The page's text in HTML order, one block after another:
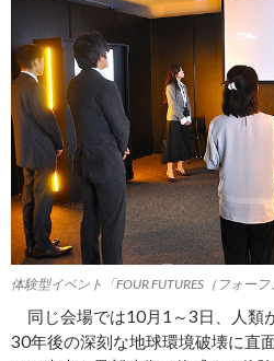
体験型イベント「FOUR FUTURES（フォー
同じ会場では10月1～3日、人類
30年後の深刻な地球環境破壊に直